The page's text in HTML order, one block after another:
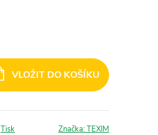
VLOŽIT DO KOŠÍKU
Tisk Značka:TEXIM